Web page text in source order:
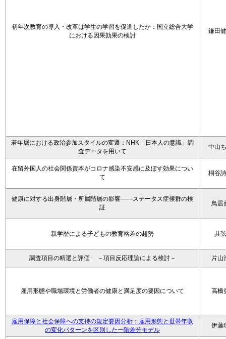
初年次教育の導入・改革は学生の学習を促進したか：国立総合大学
における因果効果の検討
鎌田
若年層における政治参加スタイルの変遷：NHK「日本人の意識」調
査データを用いて
中山
在留外国人の社会関係資本がコロナ感染不安感に及ぼす効果につい
て
桐谷
健康に対する出身階層・所属階層の影響――ステータス症候群の検
証
鳥居
親学歴による子どもの教育格差の趨勢 具
調査項目の精選と評価 －項目反応理論による検討－ 片山
雇用形態や職場環境と労働者の健康と満足度の要因について 高橋
雇用保障と社会保障への支持の規定要因分析：雇用形態と世帯年収
の変化パターンを区別した一階差分モデル
伊藤